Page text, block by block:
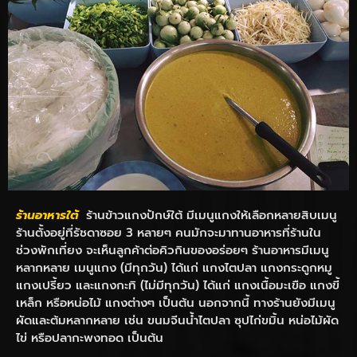
ร้านอาหารใต้ ร้านข้าวแกงปักษ์ใต้ มีเมนูแกงให้เลือกหลายสิบเมนู
ร้านตั้งอยู่ที่รัชดาซอย 3 หลายๆ คนมักจะมาทานอาหารที่ร้านใน
ช่วงพักเที่ยง จะเห็นลูกค้าต่อคิวกินของอร่อยๆ ร้านอาหารมีเมนู
หลากหลาย เมนูแกง (มีทุกวัน) ได้แก่ แกงไตปลา แกงกระดูกหมู
แกงเปรี้ยว และแกงกะทิ (ไม่มีทุกวัน) ได้แก่ แกงเนื้อมะเขือ แกงขี้
เหล็ก หรือหน่อไม้ แกงต่างๆ เป็นต้น นอกจากนี้ ทางร้านยังมีเมนู
ผัดและต้มหลากหลาย เช่น ขนมจีนน้ำไตปลา ซุปไก่ขมิ้น หน่อไม้ผัด
ไข่ หรือปลากะพงทอด เป็นต้น